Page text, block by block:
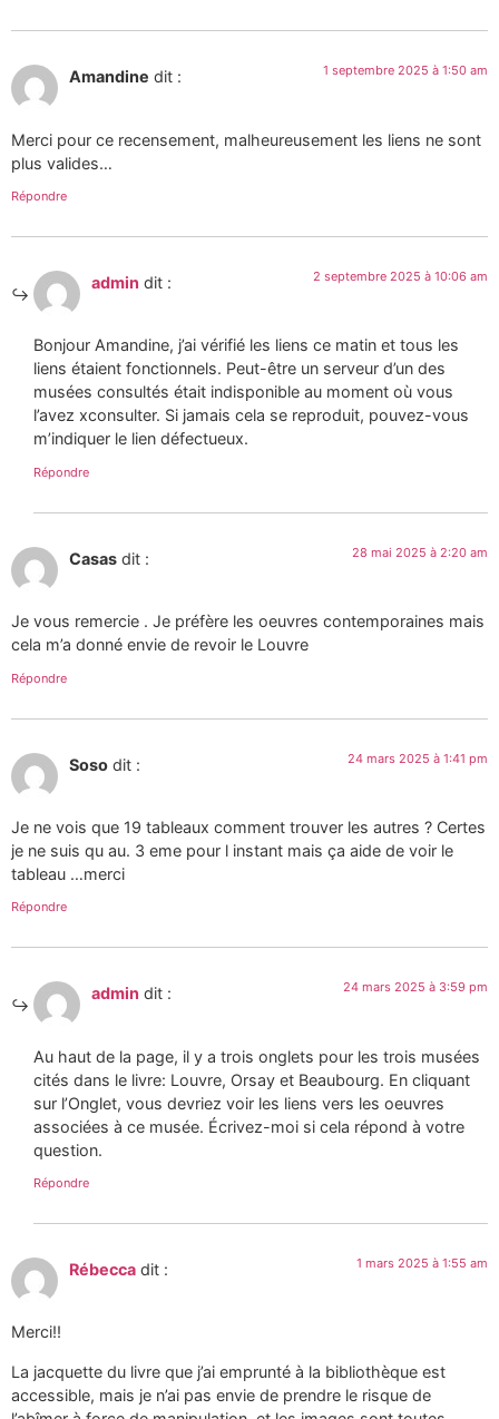
Amandine dit : 1 septembre 2025 à 1:50 am
Merci pour ce recensement, malheureusement les liens ne sont
plus valides…
Répondre
admin dit : 2 septembre 2025 à 10:06 am
Bonjour Amandine, j’ai vérifié les liens ce matin et tous les
liens étaient fonctionnels. Peut-être un serveur d’un des
musées consultés était indisponible au moment où vous
l’avez xconsulter. Si jamais cela se reproduit, pouvez-vous
m’indiquer le lien défectueux.
Répondre
Casas dit : 28 mai 2025 à 2:20 am
Je vous remercie . Je préfère les oeuvres contemporaines mais
cela m’a donné envie de revoir le Louvre
Répondre
Soso dit : 24 mars 2025 à 1:41 pm
Je ne vois que 19 tableaux comment trouver les autres ? Certes
je ne suis qu au. 3 eme pour l instant mais ça aide de voir le
tableau …merci
Répondre
admin dit : 24 mars 2025 à 3:59 pm
Au haut de la page, il y a trois onglets pour les trois musées
cités dans le livre: Louvre, Orsay et Beaubourg. En cliquant
sur l’Onglet, vous devriez voir les liens vers les oeuvres
associées à ce musée. Écrivez-moi si cela répond à votre
question.
Répondre
Rébecca dit : 1 mars 2025 à 1:55 am
Merci!!
La jacquette du livre que j’ai emprunté à la bibliothèque est
accessible, mais je n’ai pas envie de prendre le risque de